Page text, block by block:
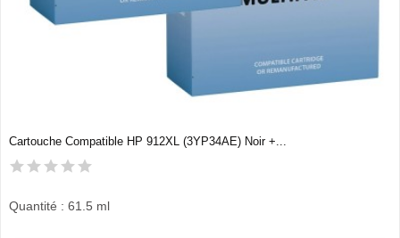
Cartouche Compatible HP 912XL (3YP34AE) Noir +...
Quantité : 61.5 ml